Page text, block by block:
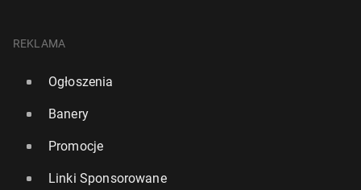
REKLAMA
Ogłoszenia
Banery
Promocje
Linki Sponsorowane